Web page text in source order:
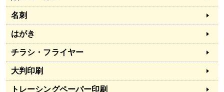
名刺
はがき
チラシ・フライヤー
大判印刷
トレーシングペーパー印刷